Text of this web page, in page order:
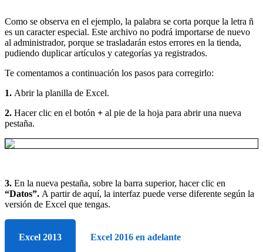
Como se observa en el ejemplo, la palabra se corta porque la letra ñ
es un caracter especial. Este archivo no podrá importarse de nuevo
al administrador, porque se trasladarán estos errores en la tienda,
pudiendo duplicar artículos y categorías ya registrados.
Te comentamos a continuación los pasos para corregirlo:
1. Abrir la planilla de Excel.
2. Hacer clic en el botón + al pie de la hoja para abrir una nueva
pestaña.
3. En la nueva pestaña, sobre la barra superior, hacer clic en
“Datos”. A partir de aquí, la interfaz puede verse diferente según la
versión de Excel que tengas.
Excel 2013 Excel 2016 en adelante